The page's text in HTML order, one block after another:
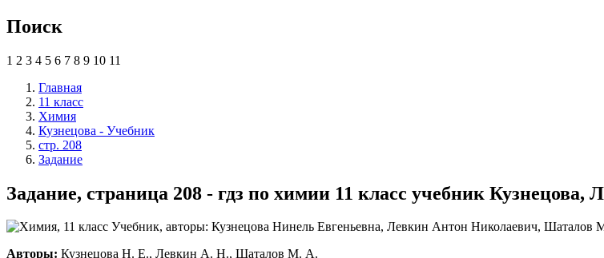
Поиск
1 2 3 4 5 6 7 8 9 10 11
Главная
11 класс
Химия
Кузнецова - Учебник
стр. 208
Задание
Задание, страница 208 - гдз по химии 11 класс учебник Кузнецова,
Авторы: Кузнецова Н. Е., Левкин А. Н., Шаталов М. А.